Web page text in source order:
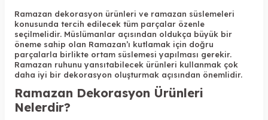
Ramazan dekorasyon ürünleri ve ramazan süslemeleri
konusunda tercih edilecek tüm parçalar özenle
seçilmelidir. Müslümanlar açısından oldukça büyük bir
öneme sahip olan Ramazan’ı kutlamak için doğru
parçalarla birlikte ortam süslemesi yapılması gerekir.
Ramazan ruhunu yansıtabilecek ürünleri kullanmak çok
daha iyi bir dekorasyon oluşturmak açısından önemlidir.
Ramazan Dekorasyon Ürünleri
Nelerdir?